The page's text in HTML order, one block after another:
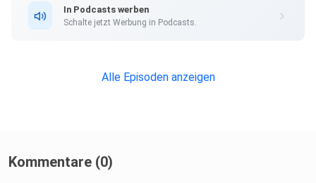
https://www.youtube.com/@donfun383
In Podcasts werben
Schalte jetzt Werbung in Podcasts.
Alle Episoden anzeigen
Kommentare (0)